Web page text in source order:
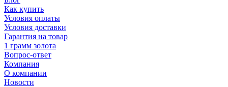
Как купить
Условия оплаты
Условия доставки
Гарантия на товар
1 грамм золота
Вопрос-ответ
Компания
О компании
Новости